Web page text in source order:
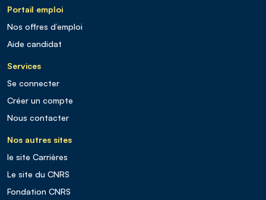
Portail emploi
Nos offres d’emploi
Aide candidat
Services
Se connecter
Créer un compte
Nous contacter
Nos autres sites
le site Carrières
Le site du CNRS
Fondation CNRS